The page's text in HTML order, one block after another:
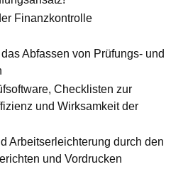
Finanzkontrolle
Abfassen von Prüfungs- und
Checklisten zur
und Wirksamkeit der
Arbeitserleichterung durch den
und Vordrucken